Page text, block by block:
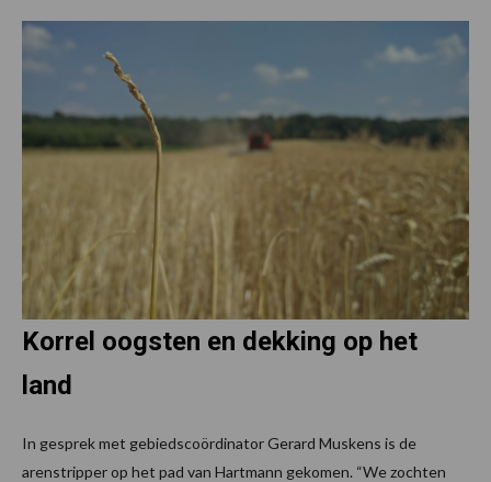
Korrel oogsten en dekking op het
land
In gesprek met gebiedscoördinator Gerard Muskens is de
arenstripper op het pad van Hartmann gekomen. “We zochten